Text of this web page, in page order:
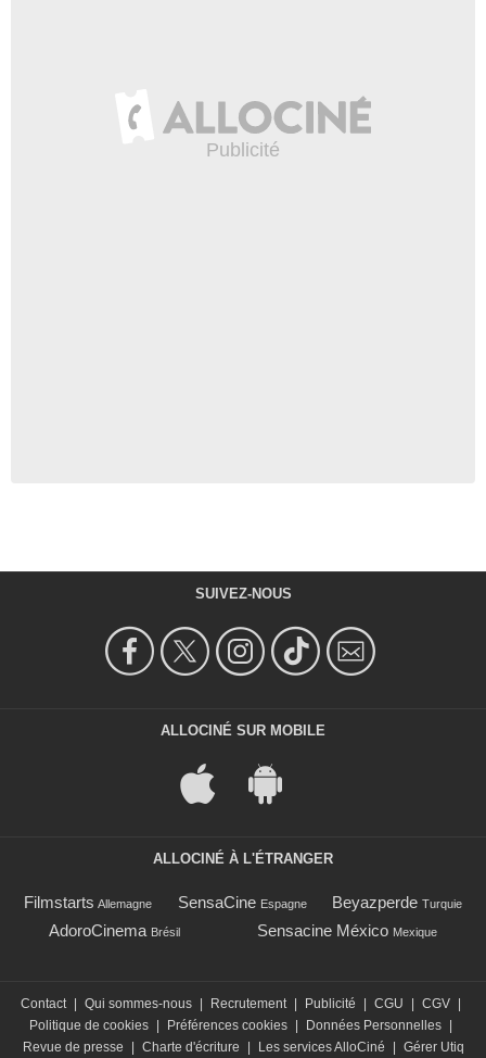
SUIVEZ-NOUS
ALLOCINÉ SUR MOBILE
ALLOCINÉ À L'ÉTRANGER
Filmstarts Allemagne SensaCine Espagne Beyazperde Turquie
AdoroCinema Brésil Sensacine México Mexique
Contact | Qui sommes-nous | Recrutement | Publicité | CGU | CGV |
Politique de cookies | Préférences cookies | Données Personnelles |
Revue de presse
| Charte d'écriture | Les services AlloCiné | Gérer Utiq